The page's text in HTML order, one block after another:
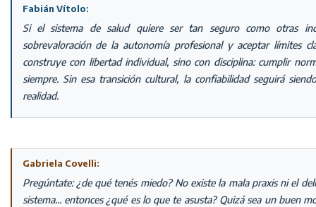
Fabián Vítolo:
Si el sistema de salud quiere ser tan seguro como otras
sobrevaloración de la autonomía profesional y aceptar límites
construye con libertad individual, sino con disciplina: cumplir
siempre. Sin esa transición cultural, la confiabilidad seguirá
realidad.
Gabriela Covelli:
Pregúntate: ¿de qué tenés miedo? No existe la mala praxis ni el
sistema... entonces ¿qué es lo que te asusta? Quizá sea un buen